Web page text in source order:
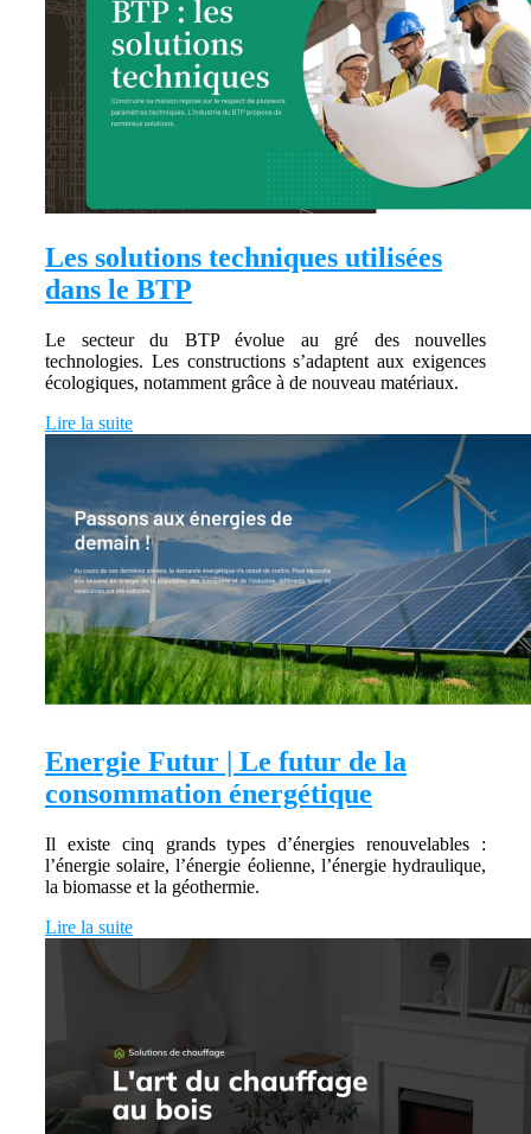
Les solutions techniques utilisées
dans le BTP
Le secteur du BTP évolue au gré des nouvelles
technologies. Les constructions s’adaptent aux exigences
écologiques, notamment grâce à de nouveau matériaux.
Lire la suite
Energie Futur | Le futur de la
consommation énergétique
Il existe cinq grands types d’énergies renouvelables :
l’énergie solaire, l’énergie éolienne, l’énergie hydraulique,
la biomasse et la géothermie.
Lire la suite